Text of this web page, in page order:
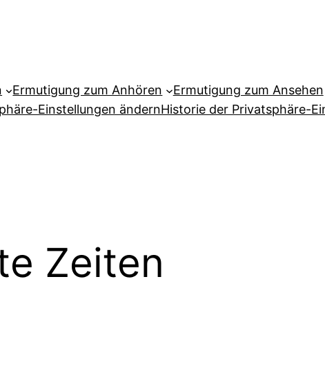
Ermutigung zum Anhören Ermutigung zum Ansehen
Einstellungen ändernHistorie der Privatsphäre-
Zeiten